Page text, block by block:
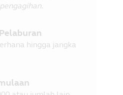
hingga jangka